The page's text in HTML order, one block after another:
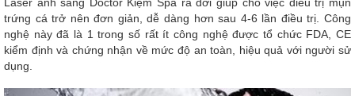
trứng cá trở nên đơn giản, dễ dàng hơn sau 4-6 lần điều trị. Công
nghệ này đã là 1 trong số rất ít công nghệ được tổ chức FDA, CE
kiểm định và chứng nhận về mức độ an toàn, hiệu quả với người sử
dụng.